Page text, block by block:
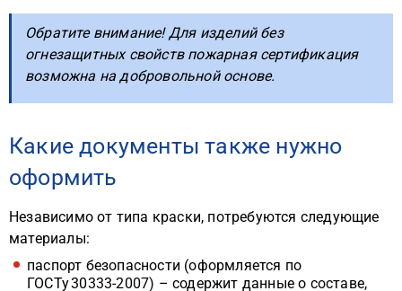
Обратите внимание! Для изделий без
огнезащитных свойств пожарная сертификация
возможна на добровольной основе.
Какие документы также нужно
оформить
Независимо от типа краски, потребуются следующие
материалы:
паспорт безопасности (оформляется по
ГОСТу 30333-2007) – содержит данные о составе,